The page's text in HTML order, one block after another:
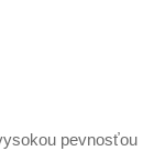
pevnosťou